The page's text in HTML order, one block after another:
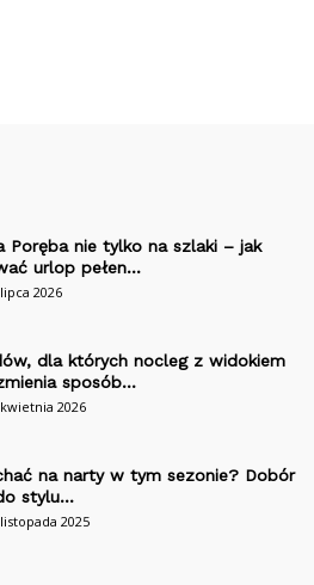
Poręba nie tylko na szlaki – jak
urlop pełen...
2026
dla których nocleg z widokiem
sposób...
2026
na narty w tym sezonie? Dobór
stylu...
2025